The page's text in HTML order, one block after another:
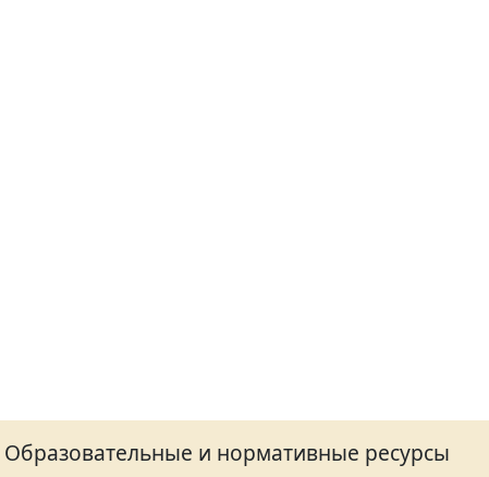
Образовательные и нормативные ресурсы